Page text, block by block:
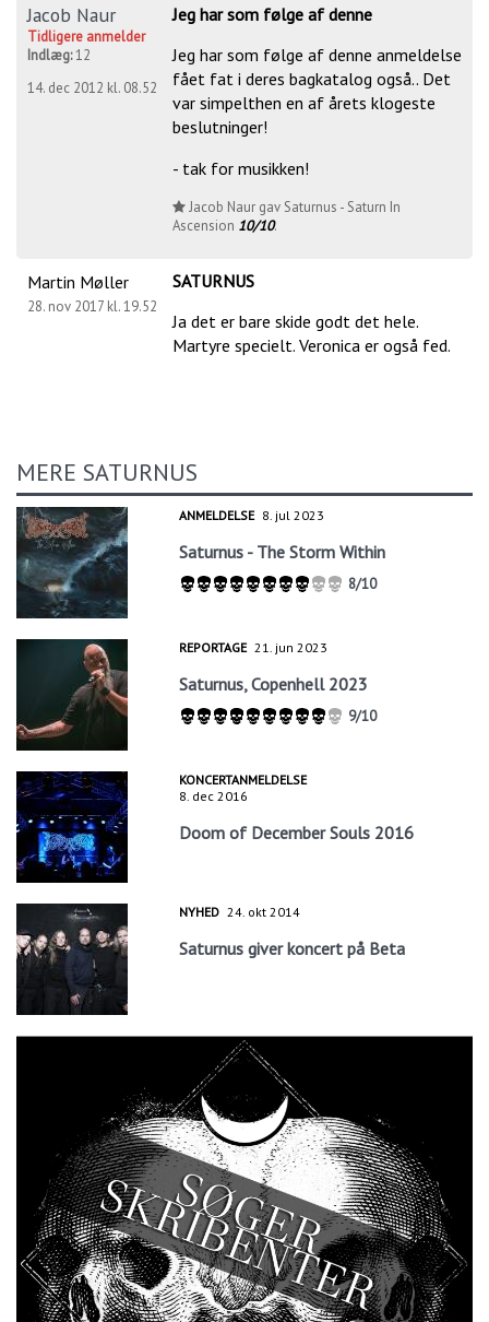
Jacob Naur
Tidligere anmelder
Indlæg:12
14. dec 2012 kl. 08.52
Jeg har som følge af denne
Jeg har som følge af denne anmeldelse
fået fat i deres bagkatalog også.. Det
var simpelthen en af årets klogeste
beslutninger!
- tak for musikken!
Jacob Naur gav Saturnus - Saturn In
Ascension 10/10.
Martin Møller
28. nov 2017 kl. 19.52
SATURNUS
Ja det er bare skide godt det hele.
Martyre specielt. Veronica er også fed.
MERE SATURNUS
ANMELDELSE 8. jul 2023
Saturnus - The Storm Within
8/10
REPORTAGE 21. jun 2023
Saturnus, Copenhell 2023
9/10
KONCERTANMELDELSE
8. dec 2016
Doom of December Souls 2016
NYHED 24. okt 2014
Saturnus giver koncert på Beta